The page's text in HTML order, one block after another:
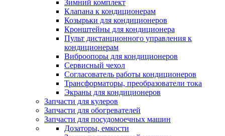
Зимний комплект
Клапана к кондиционерам
Козырьки для кондиционеров
Кронштейны для кондиционера
Пульт дистанционного управления к
кондиционерам
Виброопоры для кондиционеров
Сервисный чехол
Согласователь работы кондиционеров
Трансформаторы, преобразователи тока
Экраны для кондиционеров
Запчасти для кулеров
Запчасти для обогревателей
Запчасти для посудомоечных машин
Дозаторы, емкости